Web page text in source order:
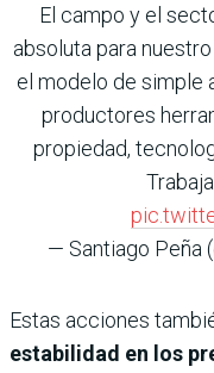
El campo y el
absoluta para
el modelo de simple
productores
propiedad,
— Santiago Peña
Estas acciones
estabilidad en los